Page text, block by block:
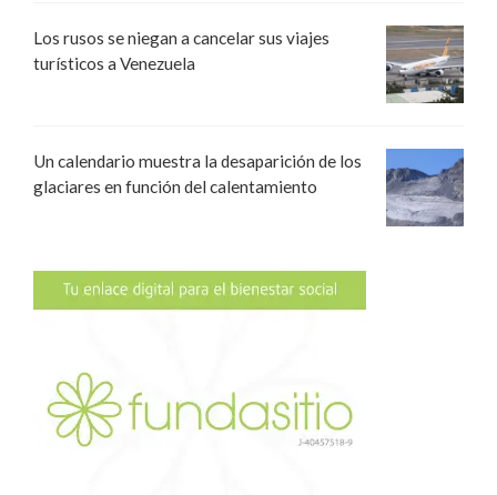
Los rusos se niegan a cancelar sus viajes
turísticos a Venezuela
Un calendario muestra la desaparición de los
glaciares en función del calentamiento